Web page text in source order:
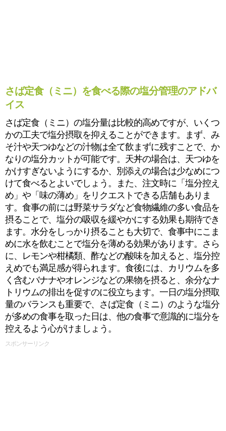
さば定食（ミニ）を食べる際の塩分管理のアドバ
イス
さば定食（ミニ）の塩分量は比較的高めですが、いくつ
かの工夫で塩分摂取を抑えることができます。まず、み
そ汁や天つゆなどの汁物は全て飲まずに残すことで、か
なりの塩分カットが可能です。天丼の場合は、天つゆを
かけすぎないようにするか、別添えの場合は少なめにつ
けて食べるとよいでしょう。また、注文時に「塩分控え
め」や「味の薄め」をリクエストできる店舗もありま
す。食事の前には野菜サラダなど食物繊維の多い食品を
摂ることで、塩分の吸収を緩やかにする効果も期待でき
ます。水分をしっかり摂ることも大切で、食事中にこま
めに水を飲むことで塩分を薄める効果があります。さら
に、レモンや柑橘類、酢などの酸味を加えると、塩分控
えめでも満足感が得られます。食後には、カリウムを多
く含むバナナやオレンジなどの果物を摂ると、余分なナ
トリウムの排出を促すのに役立ちます。一日の塩分摂取
量のバランスも重要で、さば定食（ミニ）のような塩分
が多めの食事を取った日は、他の食事で意識的に塩分を
控えるよう心がけましょう。
スポンサーリンク